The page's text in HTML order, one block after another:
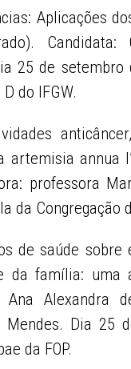
Aplicações
Candidata:
25 de setembro
do IFGW.
annua
professora
da Congregação
de saúde sobre
família: uma
Alexandra
Dia 25
da FOP.